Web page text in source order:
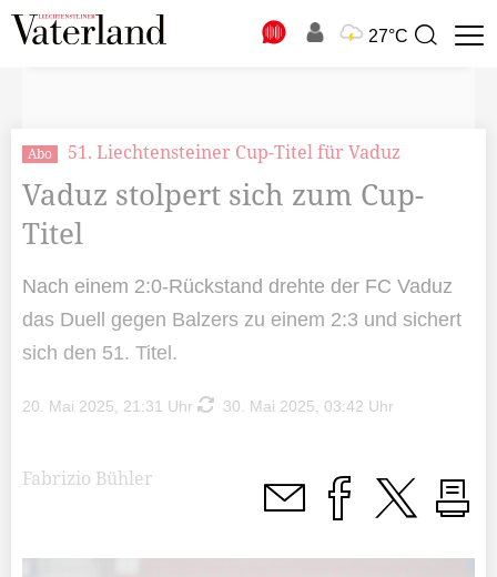
27°C
Suchbegriff
Abo 51. Liechtensteiner Cup-Titel für Vaduz
Vaduz stolpert sich zum Cup-
Titel
Nach einem 2:0-Rückstand drehte der FC Vaduz
das Duell gegen Balzers zu einem 2:3 und sichert
sich den 51. Titel.
20. Mai 2025, 21:31 Uhr 30. Mai 2025, 03:42 Uhr
Fabrizio Bühler